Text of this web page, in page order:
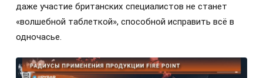
даже участие британских специалистов не станет
«волшебной таблеткой», способной исправить всё в
одночасье.